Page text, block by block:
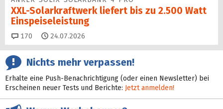
XXL-Solarkraftwerk liefert bis zu 2.500 Watt
Einspeise­leistung
170 Kommentare
24.07.2026
Nichts mehr verpassen!
Erhalte eine Push-Benachrichtigung (oder einen Newsletter) bei
Erscheinen neuer Tests und Berichte: Jetzt anmelden!